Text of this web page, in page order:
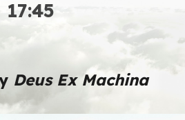
17:45
Deus Ex Machina